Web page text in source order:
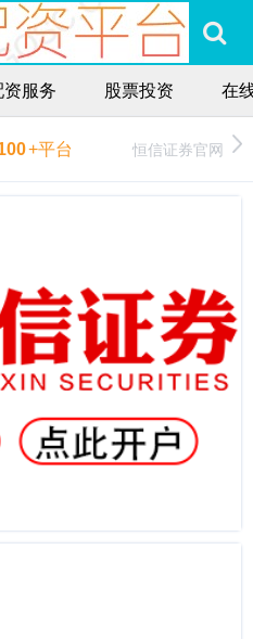
服务 股票投资 在
+平台 恒信证券官网